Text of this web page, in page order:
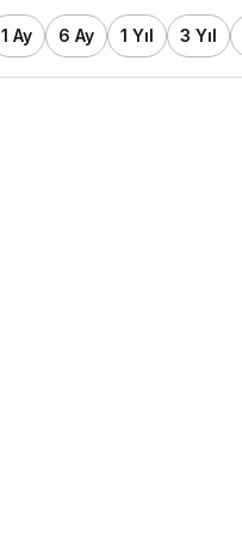
1 Ay 6 Ay 1 Yıl 3 Yıl